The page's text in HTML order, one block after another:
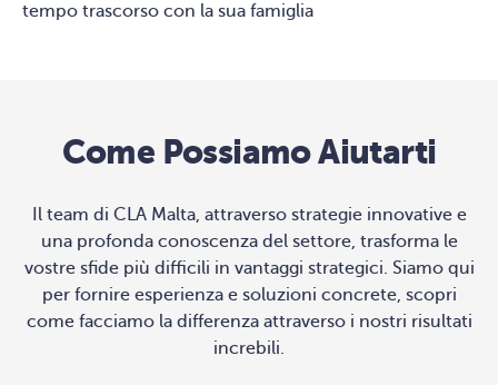
tempo trascorso con la sua famiglia
Come Possiamo Aiutarti
Il team di CLA Malta, attraverso strategie innovative e
una profonda conoscenza del settore, trasforma le
vostre sfide più difficili in vantaggi strategici. Siamo qui
per fornire esperienza e soluzioni concrete, scopri
come facciamo la differenza attraverso i nostri risultati
increbili.